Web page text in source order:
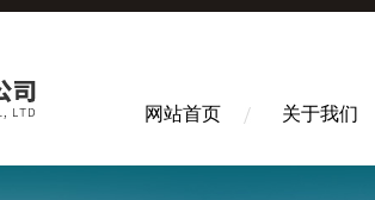
网站首页 关于我们